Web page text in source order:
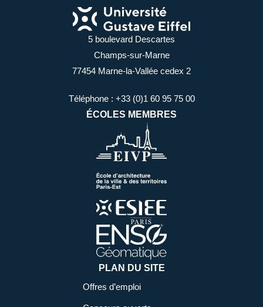
5 boulevard Descartes
Champs-sur-Marne
77454 Marne-la-Vallée cedex 2
Téléphone : +33 (0)1 60 95 75 00
ÉCOLES MEMBRES
PLAN DU SITE
Offres d’emploi